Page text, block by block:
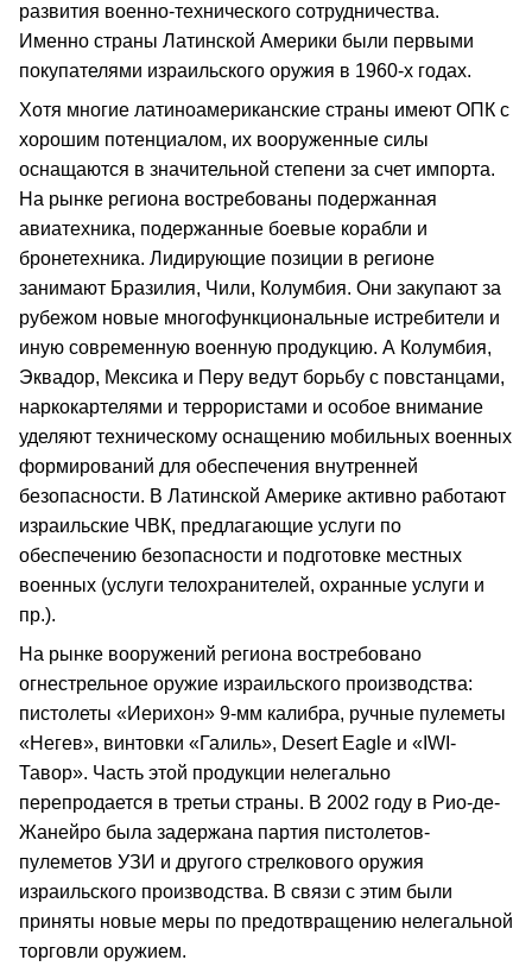
развития военно-технического сотрудничества.
Именно страны Латинской Америки были первыми
покупателями израильского оружия в 1960-х годах.
Хотя многие латиноамериканские страны имеют ОПК с
хорошим потенциалом, их вооруженные силы
оснащаются в значительной степени за счет импорта.
На рынке региона востребованы подержанная
авиатехника, подержанные боевые корабли и
бронетехника. Лидирующие позиции в регионе
занимают Бразилия, Чили, Колумбия. Они закупают за
рубежом новые многофункциональные истребители и
иную современную военную продукцию. А Колумбия,
Эквадор, Мексика и Перу ведут борьбу с повстанцами,
наркокартелями и террористами и особое внимание
уделяют техническому оснащению мобильных военных
формирований для обеспечения внутренней
безопасности. В Латинской Америке активно работают
израильские ЧВК, предлагающие услуги по
обеспечению безопасности и подготовке местных
военных (услуги телохранителей, охранные услуги и
пр.).
На рынке вооружений региона востребовано
огнестрельное оружие израильского производства:
пистолеты «Иерихон» 9-мм калибра, ручные пулеметы
«Негев», винтовки «Галиль», Desert Eagle и «IWI-
Тавор». Часть этой продукции нелегально
перепродается в третьи страны. В 2002 году в Рио-де-
Жанейро была задержана партия пистолетов-
пулеметов УЗИ и другого стрелкового оружия
израильского производства. В связи с этим были
приняты новые меры по предотвращению нелегальной
торговли оружием.